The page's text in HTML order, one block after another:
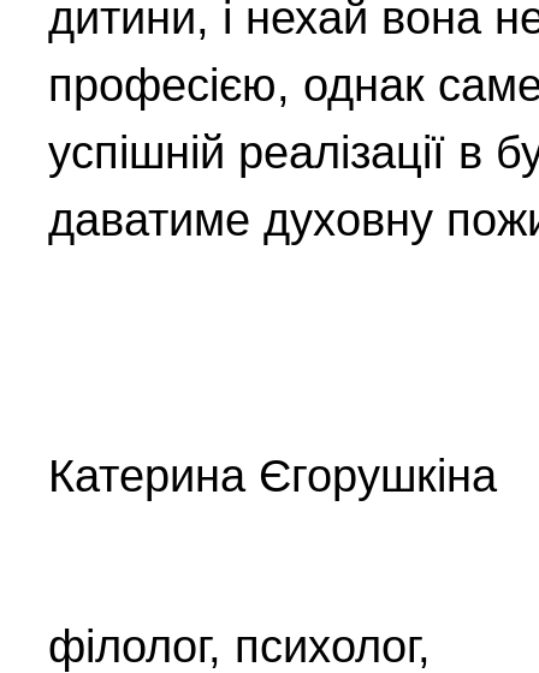
дитини, і нехай вона
професією, однак
успішній реалізації в
даватиме духовну
Катерина Єгорушкіна
філолог, психолог,